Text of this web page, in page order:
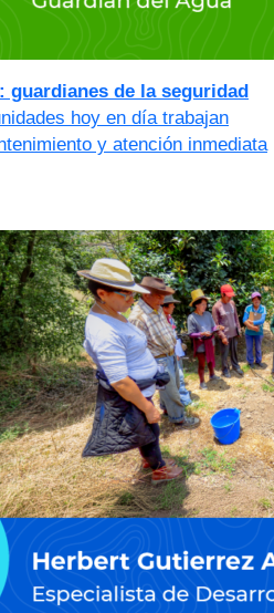
guardianes de la seguridad
hoy en día trabajan
y atención inmediata